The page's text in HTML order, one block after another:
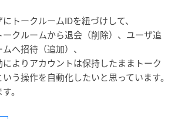
トークルームIDを紐づけして、
クルームから退会（削除）、ユーザ追
へ招待（追加）、
よりアカウントは保持したままトーク
う操作を自動化したいと思っています。
。